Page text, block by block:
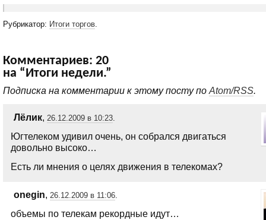
Рубрикатор: Итоги торгов
Комментариев: 20
на “Итоги недели.”
Подписка на комментарии к этому посту по Atom/RSS.
Лёлик, 26.12.2009 в 10:23.
Югтелеком удивил очень, он собрался двигаться
довольно высоко…
Есть ли мнения о целях движения в телекомах?
onegin, 26.12.2009 в 11:06.
объемы по телекам рекордные идут…